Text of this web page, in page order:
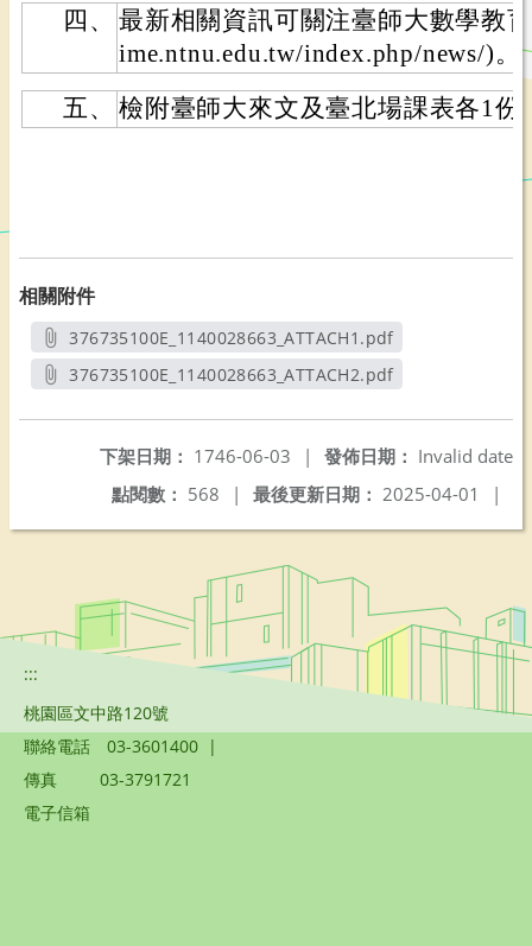
四、
最新相關資訊可關注臺師大數學教
ime.ntnu.edu.tw/index.php/news/)。
五、
檢附臺師大來文及臺北場課表各1份
相關附件
376735100E_1140028663_ATTACH1.pdf
另開新視窗
376735100E_1140028663_ATTACH2.pdf
發佈日期： Invalid date
下架日期： 1746-06-03
|
最後更新日期： 2025-04-01 |
點閱數： 568 |
:::
桃園區文中路120號
聯絡電話
03-3601400 |
傳真
03-3791721
電子信箱